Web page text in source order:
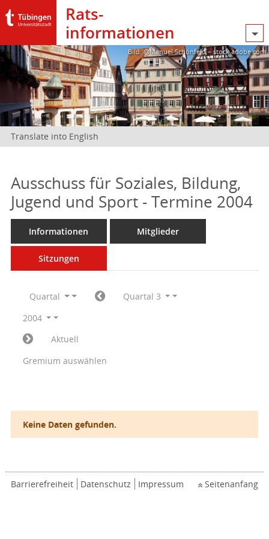
Rats­
informationen
Bild: @Manuel Schönfeld – stock.adobe.com
Translate into English
Ausschuss für Soziales, Bildung,
Jugend und Sport - Termine 2004
Informationen Mitglieder
Sitzungen
Quartal
Quartal 3
2004
Aktuell
Gremium auswählen
Keine Daten gefunden.
Barrierefreiheit Datenschutz Impressum Seitenanfang